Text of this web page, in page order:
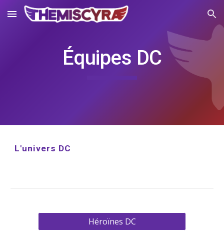
Skip to main content Skip to navigation
Équipes DC
L'univers DC
Héroïnes DC